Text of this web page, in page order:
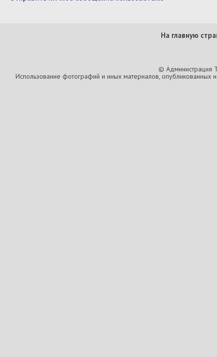
На главную
© Администрация
Использование фотографий и иных материалов, опубликованных